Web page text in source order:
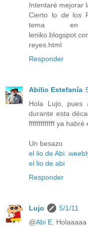
Intentaré mejorar
Cierto lo de los
tema
reyes.html
Responder
Abilio Estefanía
Hola Lujo, pues
durante esta
fffffffffffff ya habré
Un besazo
el lio de Abi
el lio de abi
Responder
Lujo
5/1/11
@Abi E. Holaaaaa